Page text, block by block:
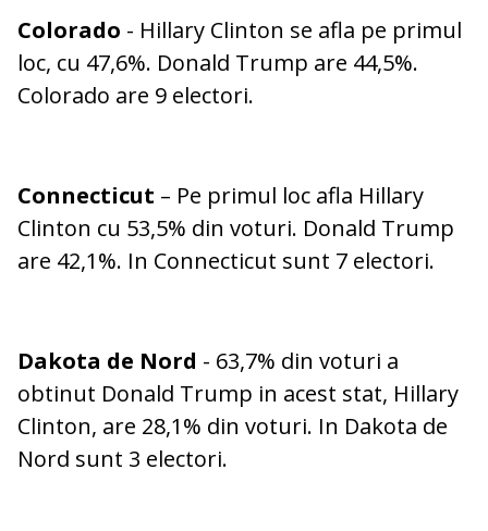
Colorado - Hillary Clinton se afla pe primul
loc, cu 47,6%. Donald Trump are 44,5%.
Colorado are 9 electori.
Connecticut – Pe primul loc afla Hillary
Clinton cu 53,5% din voturi. Donald Trump
are 42,1%. In Connecticut sunt 7 electori.
Dakota de Nord - 63,7% din voturi a
obtinut Donald Trump in acest stat, Hillary
Clinton, are 28,1% din voturi. In Dakota de
Nord sunt 3 electori.